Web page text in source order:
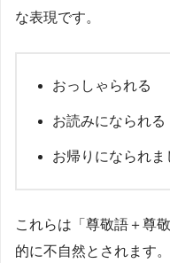
な表現です。
おっしゃられる
お読みになられる
お帰りになられま
これらは「尊敬語＋尊
的に不自然とされます。